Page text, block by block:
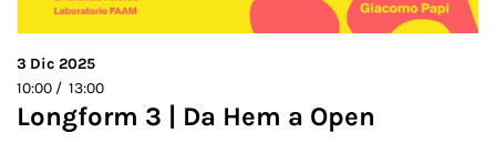
3 Dic 2025
10:00 / 13:00
Longform 3 | Da Hem a Open